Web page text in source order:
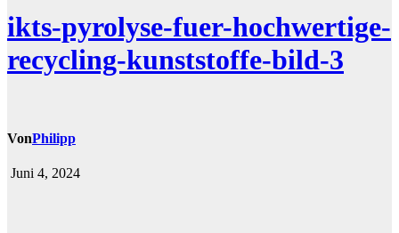
ikts-pyrolyse-fuer-hochwertige-
recycling-kunststoffe-bild-3
VonPhilipp
Juni 4, 2024